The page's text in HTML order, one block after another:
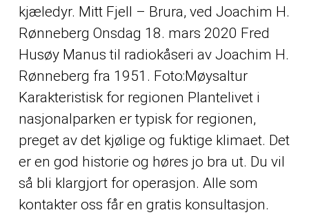
kjæledyr. Mitt Fjell – Brura, ved Joachim H.
Rønneberg Onsdag 18. mars 2020 Fred
Husøy Manus til radiokåseri av Joachim H.
Rønneberg fra 1951. Foto:Møysaltur
Karakteristisk for regionen Plantelivet i
nasjonalparken er typisk for regionen,
preget av det kjølige og fuktige klimaet. Det
er en god historie og høres jo bra ut. Du vil
så bli klargjort for operasjon. Alle som
kontakter oss får en gratis konsultasjon.